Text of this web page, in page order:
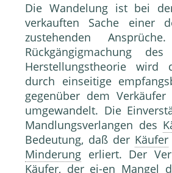
Die Wandelung ist bei
verkauften Sache einer
zustehenden
Rückgängigmachung
Herstellungstheorie wird
durch einseitige
gegenüber dem
umgewandelt. Die
Mandlungsverlangen des
Bedeutung, daß der Käufer
Minderung erliert. Der
Käufer, der ei-en Mangel